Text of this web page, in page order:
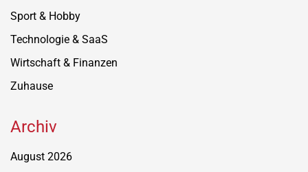
Sport & Hobby
Technologie & SaaS
Wirtschaft & Finanzen
Zuhause
Archiv
August 2026